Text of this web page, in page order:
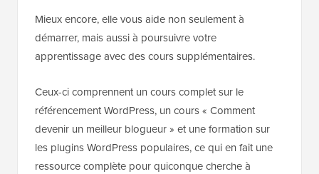
Mieux encore, elle vous aide non seulement à
démarrer, mais aussi à poursuivre votre
apprentissage avec des cours supplémentaires.
Ceux-ci comprennent un cours complet sur le
référencement WordPress, un cours « Comment
devenir un meilleur blogueur » et une formation sur
les plugins WordPress populaires, ce qui en fait une
ressource complète pour quiconque cherche à